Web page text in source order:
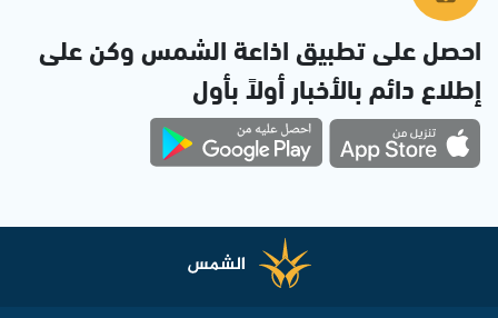
احصل على تطبيق اذاعة الشمس وكن على
إطلاع دائم بالأخبار أولاً بأول